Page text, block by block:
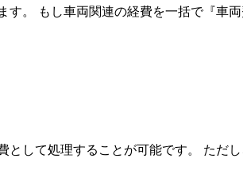
。 もし車両関連の経費を一括で『車
して処理することが可能です。 ただ